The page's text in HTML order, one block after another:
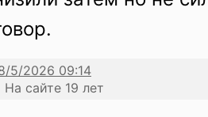
сайте 19 лет